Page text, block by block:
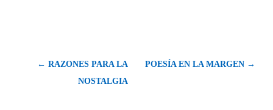
← RAZONES PARA LA
NOSTALGIA
POESÍA EN LA MARGEN →